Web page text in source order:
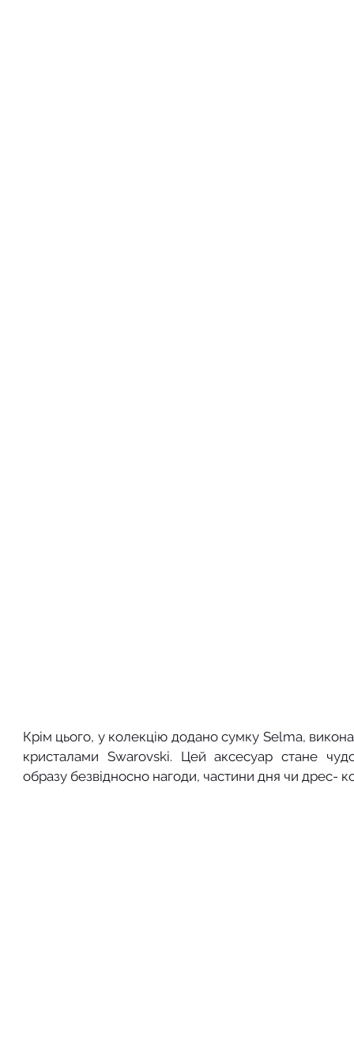
Крім цього, у колекцію додано сумку Selma,
кристалами Swarovski. Цей аксесуар стане
образу безвідносно нагоди, частини дня чи дрес-